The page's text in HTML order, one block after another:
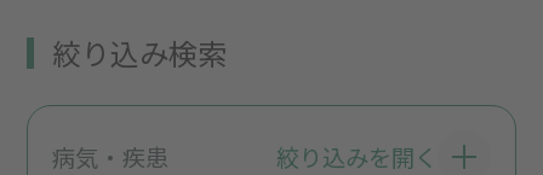
絞り込み検索
病気・疾患 絞り込みを開く